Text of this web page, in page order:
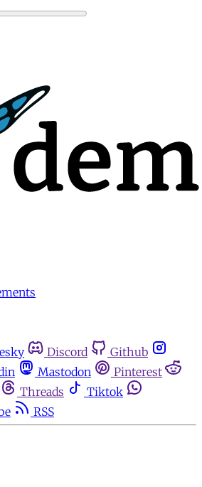
Discord
Github
Mastodon
Pinterest
Threads
Tiktok
RSS